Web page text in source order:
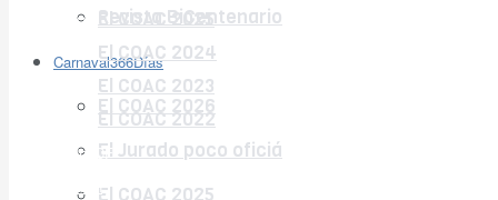
Revista BiCentenario
Carnaval366Días
El COAC 2026
El Jurado poco oficiá
El COAC 2025
El COAC 2024
El COAC 2023
El COAC 2022
Cádiz CF
Opinión